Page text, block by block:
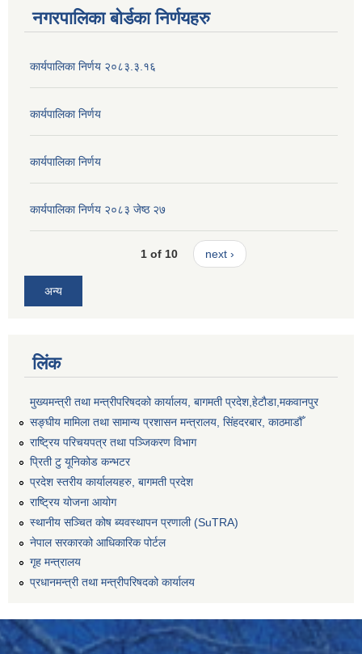
नगरपालिका बोर्डका निर्णयहरु
कार्यपालिका निर्णय २०८३.३.१६
कार्यपालिका निर्णय
कार्यपालिका निर्णय
कार्यपालिका निर्णय २०८३ जेष्ठ २७
1 of 10 next ›
अन्य
लिंक
मुख्यमन्त्री तथा मन्त्रीपरिषदको कार्यालय, बागमती प्रदेश,हेटाैडा,मकवानपुर
सङ्‍घीय मामिला तथा सामान्य प्रशासन मन्त्रालय, सिंहदरबार, काठमाडौँ
राष्ट्रिय परिचयपत्र तथा पञ्जिकरण विभाग
प्रिती टु यूनिकोड कन्भटर
प्रदेश स्तरीय कार्यालयहरु, बागमती प्रदेश
राष्ट्रिय योजना आयोग
स्थानीय सञ्चित कोष ब्यवस्थापन प्रणाली (SuTRA)
नेपाल सरकारको आधिकारिक पोर्टल
गृह मन्त्रालय
प्रधानमन्त्री तथा मन्त्रीपरिषदको कार्यालय